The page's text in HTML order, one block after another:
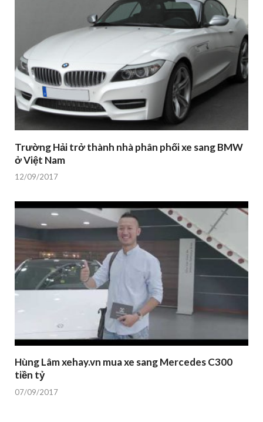
Trường Hải trở thành nhà phân phối xe sang BMW
ở Việt Nam
12/09/2017
Hùng Lâm xehay.vn mua xe sang Mercedes C300
tiền tỷ
07/09/2017